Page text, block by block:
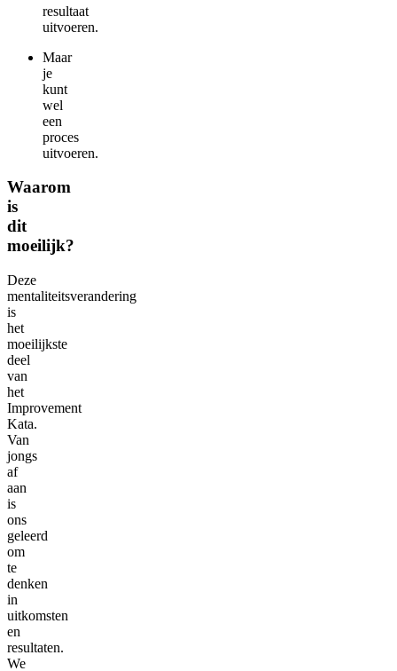
resultaat
uitvoeren.
Maar
je
kunt
wel
een
proces
uitvoeren.
Waarom
is
dit
moeilijk?
Deze
mentaliteitsverandering
is
het
moeilijkste
deel
van
het
Improvement
Kata.
Van
jongs
af
aan
is
ons
geleerd
om
te
denken
in
uitkomsten
en
resultaten.
We